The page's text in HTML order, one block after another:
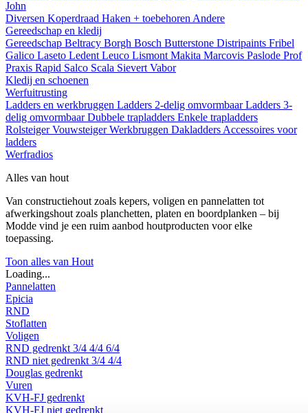
John
Diversen Koperdraad Haken + toebehoren Andere
Gereedschap en kledij
Gereedschap Beltracy Borgh Bosch Butterstone Distripaints Fribel
Galico Laseto Ledent Leuco Lismont Makita Marcovis Paslode Prof
Praxis Rapid Salco Scala Sievert Vabor
Kledij en schoenen
Werfuitrusting
Ladders en werkbruggen Ladders 2-delig omvormbaarLadders 3-
delig omvormbaarDubbele trapladders Enkele trapladders
RolsteigerVouwsteigerWerkbruggen Dakladders Accessoires voor
ladders
Werfradios
Alles van hout
Van constructiehout zoals kepers, voligen en pannelatten tot
afwerkingshout zoals planchetten, platen en boordplanken – bij
Modde vind je een ruim aanbod houtproducten voor elke
toepassing.
Toon alles van Hout
Loading...
Pannelatten
Epicia
RND
Stoflatten
Voligen
RND gedrenkt 3/4 4/4 6/4
RND niet gedrenkt 3/4 4/4
Douglas gedrenkt
Vuren
KVH-FJ gedrenkt
KVH-FJ niet gedrenkt